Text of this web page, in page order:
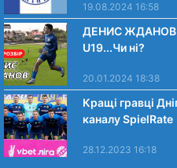
19.08.2024 16:58
ДЕНИС ЖДАНОВ |
U19...Чи нi?
20.01.2024 18:38
Кращі гравці
каналу SpielRate
28.12.2023 16:18